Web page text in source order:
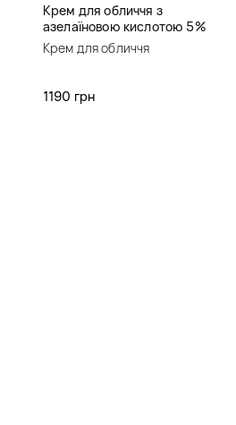
Крем для обличчя з
азелаїновою кислотою 5%
Skin&Lab Azelaic Acid
Balancing Moisturizer
Крем для обличчя
1190 грн